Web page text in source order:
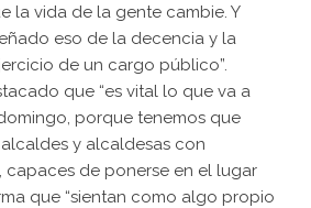
la vida de la gente cambie. Y
eso de la decencia y la
de un cargo público”.
que “es vital lo que va a
porque tenemos que
y alcaldesas con
capaces de ponerse en el lugar
que “sientan como algo propio